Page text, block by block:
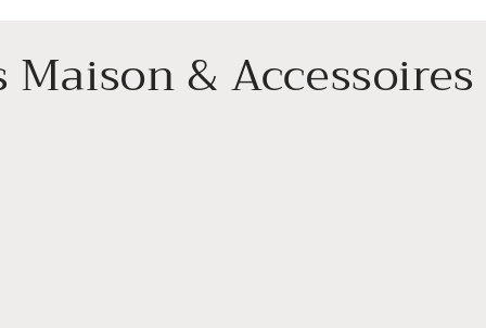
& Accessoires